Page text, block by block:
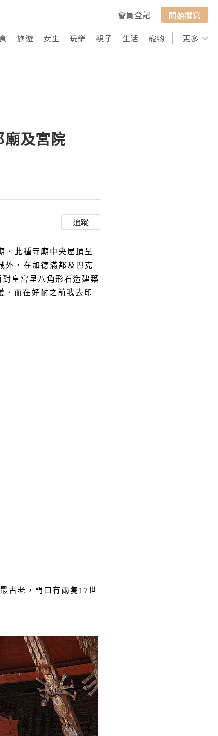
會員登記
開始撰寫
旅遊 女生 玩樂 親子 生活 寵物 行山 打卡
更多
廟及宮院
追蹤
．此種寺廟中央屋頂呈
外，在加德滿都及巴克
皇宮呈八角形石造建築
．而在好耐之前我去印
古老，門口有兩隻 17世